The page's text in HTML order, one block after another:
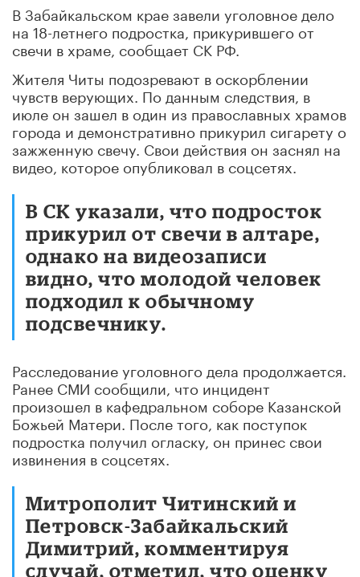
В Забайкальском крае завели уголовное дело
на 18-летнего подростка, прикурившего от
свечи в храме, сообщает СК РФ.
Жителя Читы подозревают в оскорблении
чувств верующих. По данным следствия, в
июле он зашел в один из православных храмов
города и демонстративно прикурил сигарету о
зажженную свечу. Свои действия он заснял на
видео, которое опубликовал в соцсетях.
В СК указали, что подросток
прикурил от свечи в алтаре,
однако на видеозаписи
видно, что молодой человек
подходил к обычному
подсвечнику.
Расследование уголовного дела продолжается.
Ранее СМИ сообщили, что инцидент
произошел в кафедральном соборе Казанской
Божьей Матери. После того, как поступок
подростка получил огласку, он принес свои
извинения в соцсетях.
Митрополит Читинский и
Петровск-Забайкальский
Димитрий, комментируя
случай, отметил, что оценку